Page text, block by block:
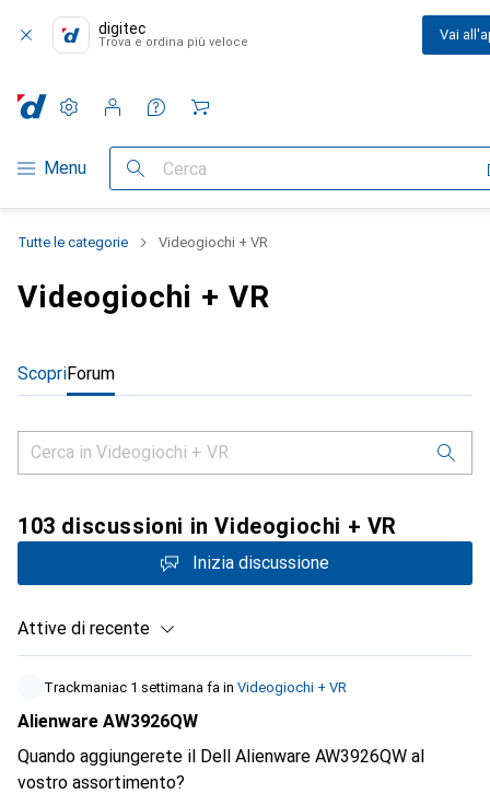
digitec
Trova e ordina più veloce Vai
Categoria Navigazione
Menu Cerca
Impostazioni
Conto cliente
Liste di confronto
Liste dei desideri
Carrello
Tutte le categorie Videogiochi + VR
Videogiochi + VR
ScopriForum
103 discussioni in Videogiochi + VR
Inizia discussione
Attive di recente
Trackmaniac 1 settimana fa in Videogiochi + VR
Alienware AW3926QW
Quando aggiungerete il Dell Alienware AW3926QW al
vostro assortimento?